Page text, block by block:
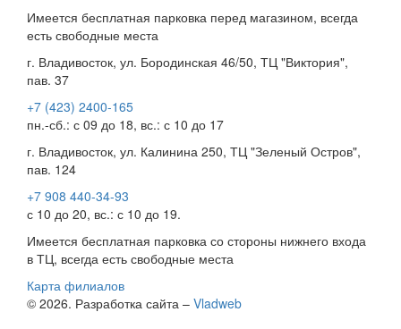
Имеется бесплатная парковка перед магазином, всегда
есть свободные места
г. Владивосток, ул. Бородинская 46/50, ТЦ "Виктория",
пав. 37
+7 (423) 2400-165
пн.-сб.: с 09 до 18, вс.: с 10 до 17
г. Владивосток, ул. Калинина 250, ТЦ "Зеленый Остров",
пав. 124
+7 908 440-34-93
с 10 до 20, вс.: с 10 до 19.
Имеется бесплатная парковка со стороны нижнего входа
в ТЦ, всегда есть свободные места
Карта филиалов
© 2026. Разработка сайта – Vladweb